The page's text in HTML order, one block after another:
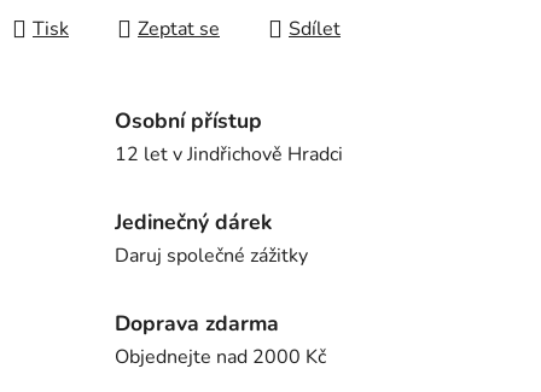
Tisk Zeptat se Sdílet
Osobní přístup
12 let v Jindřichově Hradci
Jedinečný dárek
Daruj společné zážitky
Doprava zdarma
Objednejte nad 2000 Kč